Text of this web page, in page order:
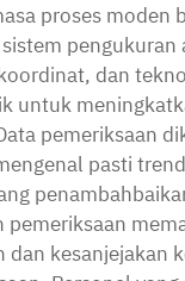
proses moden
dan
untuk
pemeriksaan
pasti
pemeriksaan
dan kesanjejakan